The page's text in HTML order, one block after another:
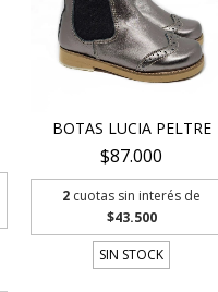
BOTAS LUCIA PELTRE
$87.000
2 cuotas sin interés de
$43.500
SIN STOCK